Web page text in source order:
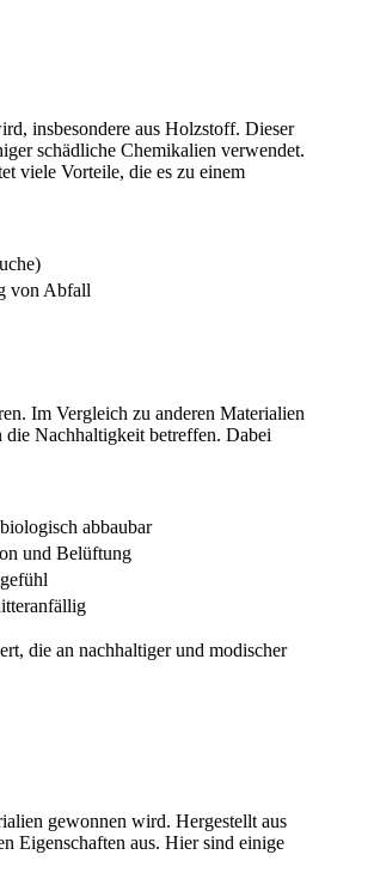
insbesondere aus Holzstoff. Dieser
schädliche Chemikalien verwendet.
viele Vorteile, die es zu einem
von Abfall
Im Vergleich zu anderen Materialien
Nachhaltigkeit betreffen. Dabei
abbaubar
und Belüftung
die an nachhaltiger und modischer
gewonnen wird. Hergestellt aus
Eigenschaften aus. Hier sind einige